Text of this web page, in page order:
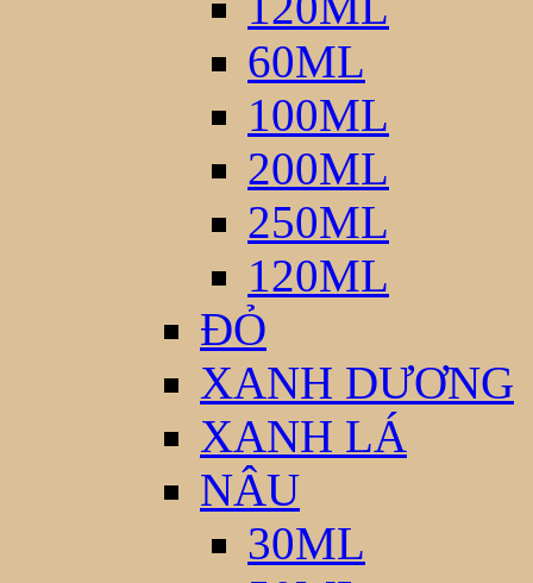
60ML
100ML
200ML
250ML
120ML
ĐỎ
XANH DƯƠNG
XANH LÁ
NÂU
30ML